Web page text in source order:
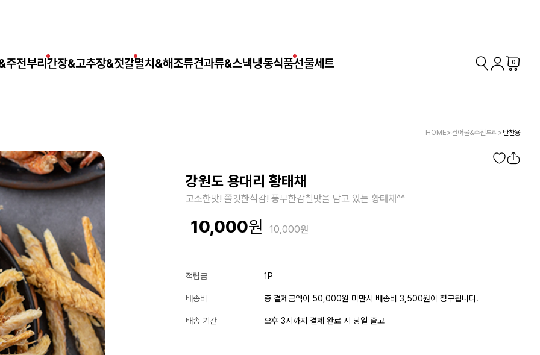
주전부리 간장&고추장&젓갈멸치&해조류견과류&스낵냉동식품선물세트 0
HOME>건어물&주전부리 >반찬용
강원도 용대리 황태채
고소한맛! 쫄깃한식감! 풍부한감칠맛을 담고 있는 황태채^^
10,000 10,000
적립금 1P
배송비 총 결제금액이 50,000원 미만시 배송비 3,500원이 청구됩니다.
배송 기간 오후 3시까지 결제 완료 시 당일 출고